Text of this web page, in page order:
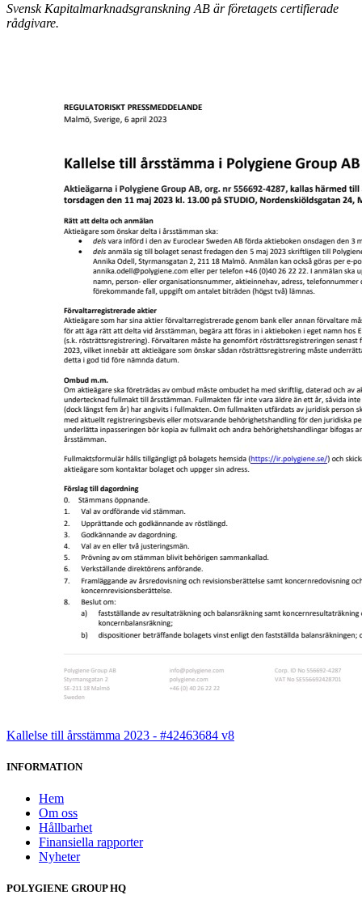
Svensk Kapitalmarknadsgranskning AB är företagets certifierade
rådgivare.
Kallelse till årsstämma 2023 - #42463684 v8
INFORMATION
Hem
Om oss
Hållbarhet
Finansiella rapporter
Nyheter
POLYGIENE GROUP HQ